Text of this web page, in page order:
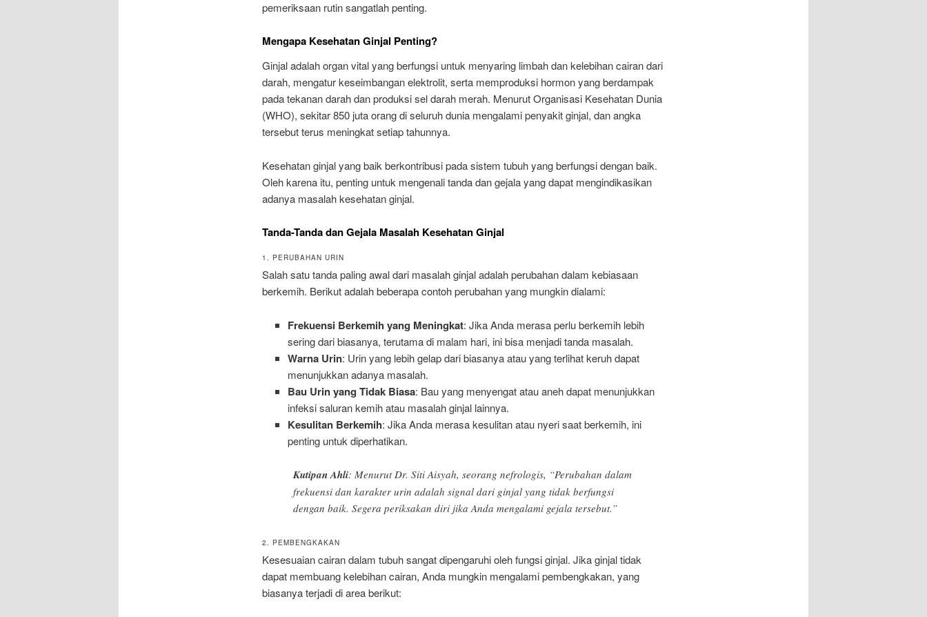
pemeriksaan rutin sangatlah penting.
Mengapa Kesehatan Ginjal Penting?
Ginjal adalah organ vital yang berfungsi untuk menyaring limbah dan kelebihan cairan dari
darah, mengatur keseimbangan elektrolit, serta memproduksi hormon yang berdampak
pada tekanan darah dan produksi sel darah merah. Menurut Organisasi Kesehatan Dunia
(WHO), sekitar 850 juta orang di seluruh dunia mengalami penyakit ginjal, dan angka
tersebut terus meningkat setiap tahunnya.
Kesehatan ginjal yang baik berkontribusi pada sistem tubuh yang berfungsi dengan baik.
Oleh karena itu, penting untuk mengenali tanda dan gejala yang dapat mengindikasikan
adanya masalah kesehatan ginjal.
Tanda-Tanda dan Gejala Masalah Kesehatan Ginjal
1. PERUBAHAN URIN
Salah satu tanda paling awal dari masalah ginjal adalah perubahan dalam kebiasaan
berkemih. Berikut adalah beberapa contoh perubahan yang mungkin dialami:
Frekuensi Berkemih yang Meningkat: Jika Anda merasa perlu berkemih lebih
sering dari biasanya, terutama di malam hari, ini bisa menjadi tanda masalah.
Warna Urin: Urin yang lebih gelap dari biasanya atau yang terlihat keruh dapat
menunjukkan adanya masalah.
Bau Urin yang Tidak Biasa: Bau yang menyengat atau aneh dapat menunjukkan
infeksi saluran kemih atau masalah ginjal lainnya.
Kesulitan Berkemih: Jika Anda merasa kesulitan atau nyeri saat berkemih, ini
penting untuk diperhatikan.
Kutipan Ahli: Menurut Dr. Siti Aisyah, seorang nefrologis, “Perubahan dalam
frekuensi dan karakter urin adalah signal dari ginjal yang tidak berfungsi
dengan baik. Segera periksakan diri jika Anda mengalami gejala tersebut.”
2. PEMBENGKAKAN
Kesesuaian cairan dalam tubuh sangat dipengaruhi oleh fungsi ginjal. Jika ginjal tidak
dapat membuang kelebihan cairan, Anda mungkin mengalami pembengkakan, yang
biasanya terjadi di area berikut: